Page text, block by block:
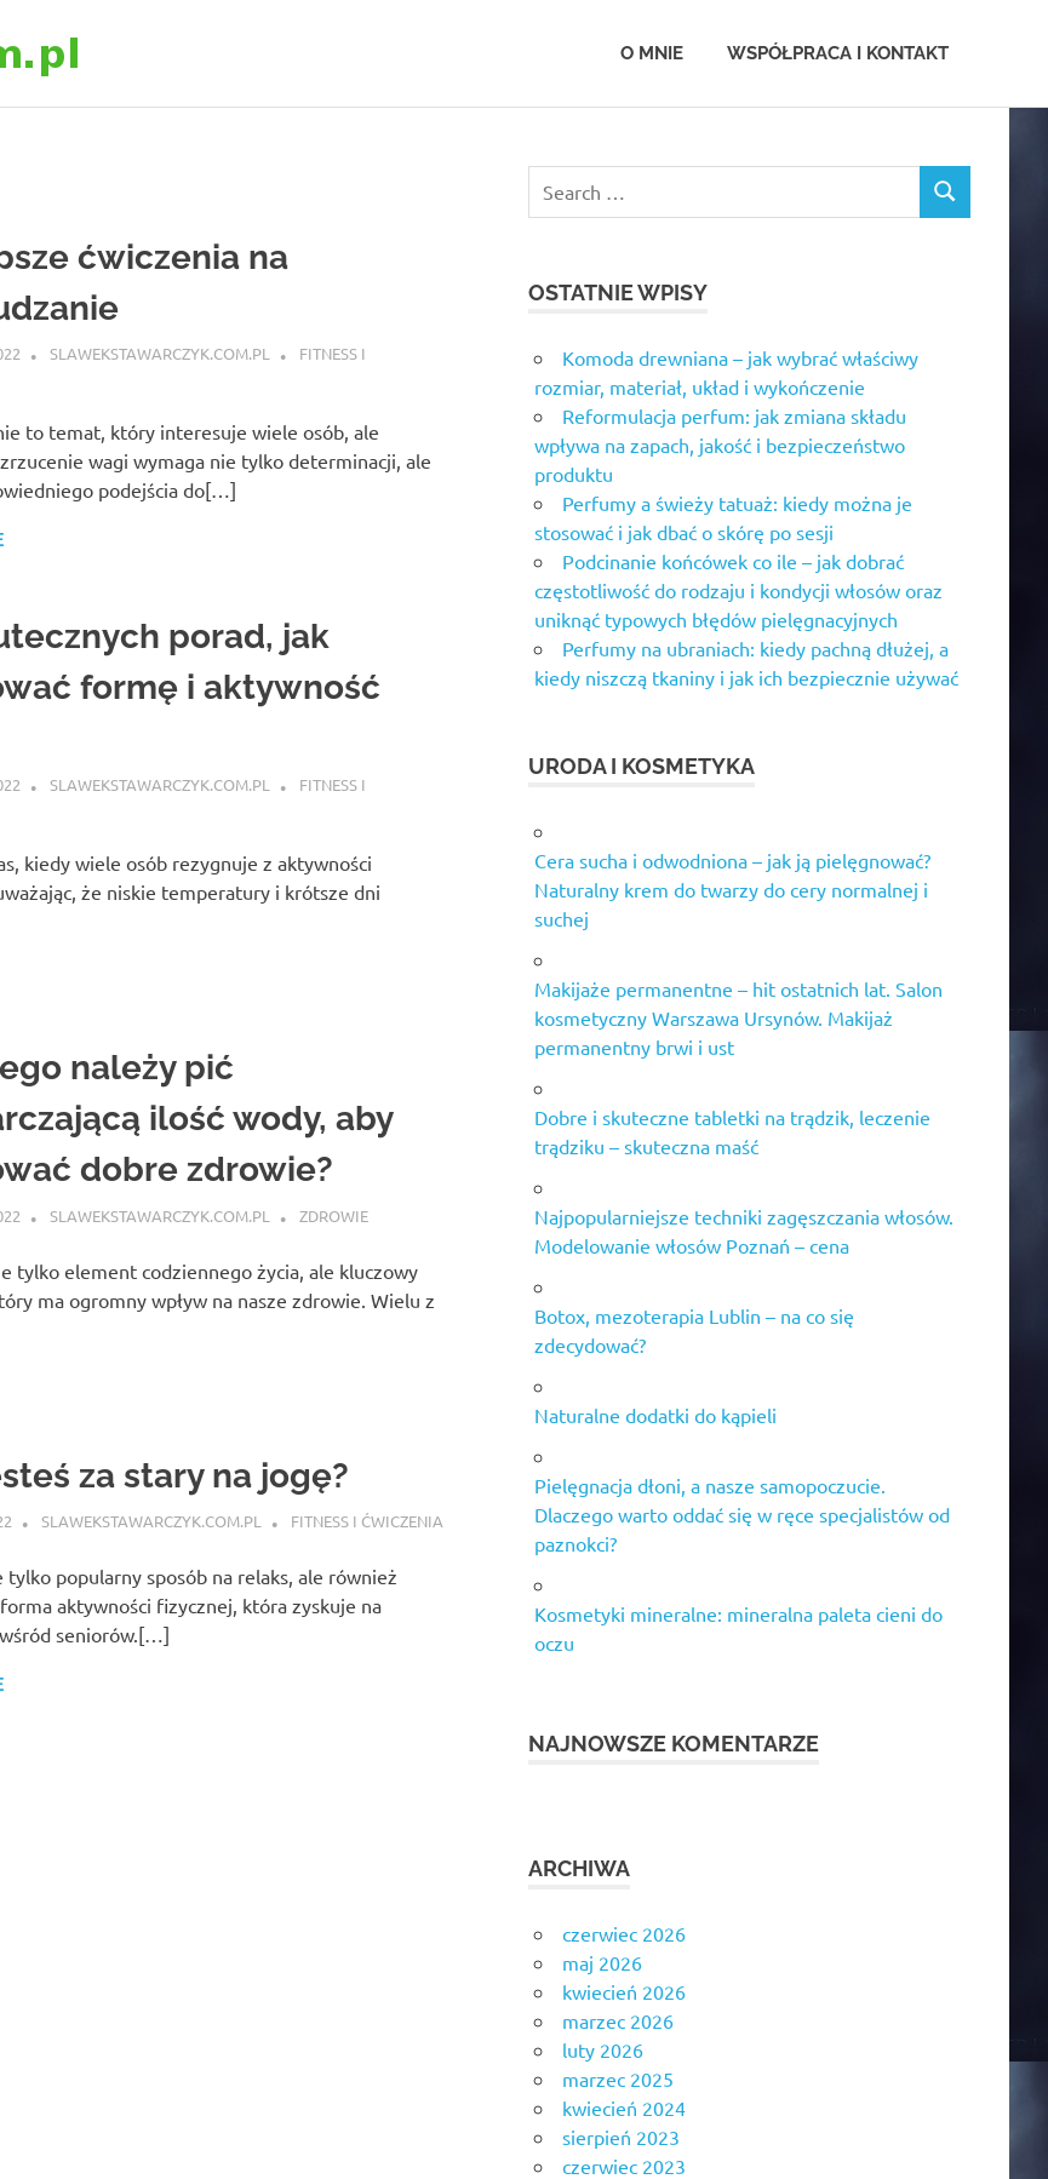
slawekstawarczyk.com.pl
O MNIE WSPÓŁPRACA I KONTAKT
ćwiczenia na
SLAWEKSTAWARCZYK.COM.PL
FITNESS I
to temat, który interesuje wiele osób, ale
wagi wymaga nie tylko determinacji, ale
podejścia do[…]
porad, jak
formę i aktywność
SLAWEKSTAWARCZYK.COM.PL
FITNESS I
kiedy wiele osób rezygnuje z aktywności
że niskie temperatury i krótsze dni
należy pić
ilość wody, aby
dobre zdrowie?
SLAWEKSTAWARCZYK.COM.PL ZDROWIE
tylko element codziennego życia, ale kluczowy
ma ogromny wpływ na nasze zdrowie. Wielu z
za stary na jogę?
SLAWEKSTAWARCZYK.COM.PL FITNESS I ĆWICZENIA
tylko popularny sposób na relaks, ale również
forma aktywności fizycznej, która zyskuje na
seniorów.[…]
OSTATNIE WPISY
Komoda drewniana – jak wybrać właściwy
rozmiar, materiał, układ i wykończenie
Reformulacja perfum: jak zmiana składu
wpływa na zapach, jakość i bezpieczeństwo
produktu
Perfumy a świeży tatuaż: kiedy można je
stosować i jak dbać o skórę po sesji
Podcinanie końcówek co ile – jak dobrać
częstotliwość do rodzaju i kondycji włosów oraz
uniknąć typowych błędów pielęgnacyjnych
Perfumy na ubraniach: kiedy pachną dłużej, a
kiedy niszczą tkaniny i jak ich bezpiecznie używać
URODA I KOSMETYKA
Cera sucha i odwodniona – jak ją pielęgnować?
Naturalny krem do twarzy do cery normalnej i
suchej
Makijaże permanentne – hit ostatnich lat. Salon
kosmetyczny Warszawa Ursynów. Makijaż
permanentny brwi i ust
Dobre i skuteczne tabletki na trądzik, leczenie
trądziku – skuteczna maść
Najpopularniejsze techniki zagęszczania włosów.
Modelowanie włosów Poznań – cena
Botox, mezoterapia Lublin – na co się
zdecydować?
Naturalne dodatki do kąpieli
Pielęgnacja dłoni, a nasze samopoczucie.
Dlaczego warto oddać się w ręce specjalistów od
paznokci?
Kosmetyki mineralne: mineralna paleta cieni do
oczu
NAJNOWSZE KOMENTARZE
ARCHIWA
czerwiec 2026
maj 2026
kwiecień 2026
marzec 2026
luty 2026
marzec 2025
kwiecień 2024
sierpień 2023
czerwiec 2023